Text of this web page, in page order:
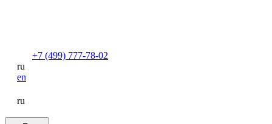
+7 (499) 777-78-02
ru
en
ru